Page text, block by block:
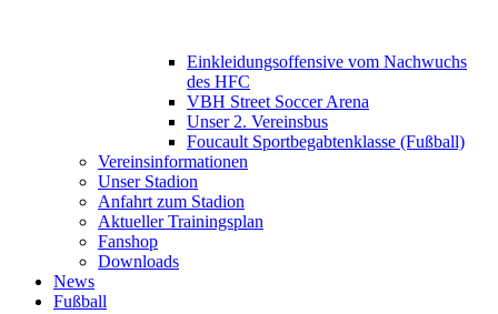
Einkleidungsoffensive vom Nachwuchs
des HFC
VBH Street Soccer Arena
Unser 2. Vereinsbus
Foucault Sportbegabtenklasse (Fußball)
Vereinsinformationen
Unser Stadion
Anfahrt zum Stadion
Aktueller Trainingsplan
Fanshop
Downloads
News
Fußball